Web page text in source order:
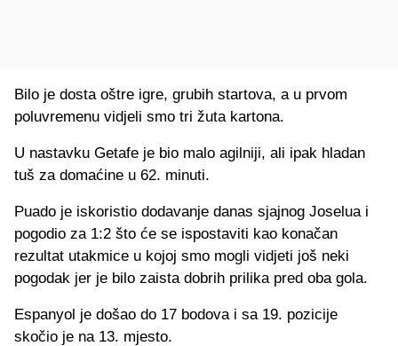
Bilo je dosta oštre igre, grubih startova, a u prvom
poluvremenu vidjeli smo tri žuta kartona.
U nastavku Getafe je bio malo agilniji, ali ipak hladan
tuš za domaćine u 62. minuti.
Puado je iskoristio dodavanje danas sjajnog Joselua i
pogodio za 1:2 što će se ispostaviti kao konačan
rezultat utakmice u kojoj smo mogli vidjeti još neki
pogodak jer je bilo zaista dobrih prilika pred oba gola.
Espanyol je došao do 17 bodova i sa 19. pozicije
skočio je na 13. mjesto.